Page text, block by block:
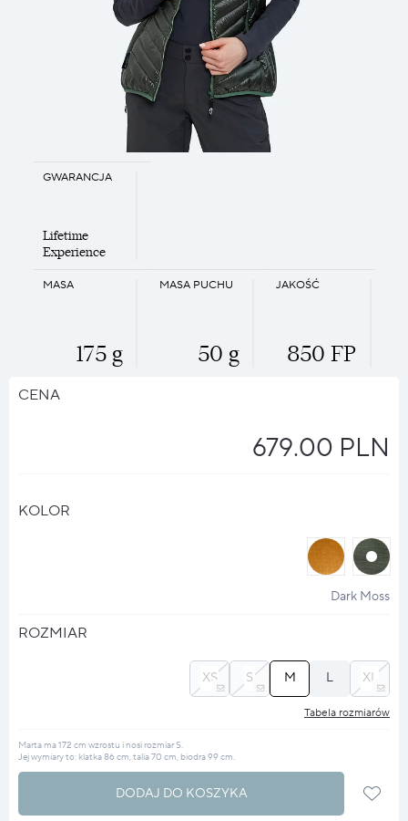
MASA
175 g
JAKOŚĆ
850 FP
MASA PUCHU
50 g
GWARANCJA
Lifetime
Experience
CENA
679.00 PLN
KOLOR
halo
?
halo
?
Dark Moss
ROZMIAR
XL
L
M
S
XS
Tabela rozmiarów
Marta ma 172 cm wzrostu i nosi rozmiar S.
Jej wymiary to: klatka 86 cm, talia 70 cm, biodra 99 cm.
DODAJ DO KOSZYKA